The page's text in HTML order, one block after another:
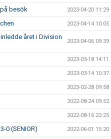
besök 2023-04-20 11:29
2023-04-14 10:05
året i Division
2023-04-06 09:39
2023-03-18 14:11
2023-03-14 10:37
2023-02-28 09:58
2022-08-24 09:52
2022-08-16 22:25
0 (SENIOR) 2022-06-01 15:20